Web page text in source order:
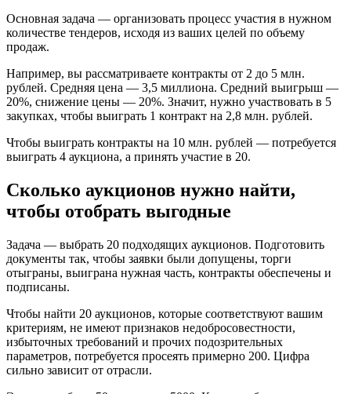
Основная задача — организовать процесс участия в нужном
количестве тендеров, исходя из ваших целей по объему
продаж.
Например, вы рассматриваете контракты от 2 до 5 млн.
рублей. Средняя цена — 3,5 миллиона. Средний выигрыш —
20%, снижение цены — 20%. Значит, нужно участвовать в 5
закупках, чтобы выиграть 1 контракт на 2,8 млн. рублей.
Чтобы выиграть контракты на 10 млн. рублей — потребуется
выиграть 4 аукциона, а принять участие в 20.
Сколько аукционов нужно найти,
чтобы отобрать выгодные
Задача — выбрать 20 подходящих аукционов. Подготовить
документы так, чтобы заявки были допущены, торги
отыграны, выиграна нужная часть, контракты обеспечены и
подписаны.
Чтобы найти 20 аукционов, которые соответствуют вашим
критериям, не имеют признаков недобросовестности,
избыточных требований и прочих подозрительных
параметров, потребуется просеять примерно 200. Цифра
сильно зависит от отрасли.